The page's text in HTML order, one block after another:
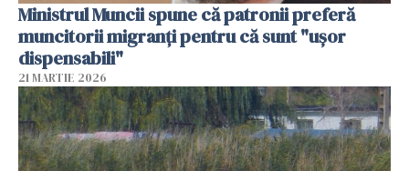
Ministrul Muncii spune că patronii preferă
muncitorii migranți pentru că sunt "uşor
dispensabili"
21 MARTIE 2026